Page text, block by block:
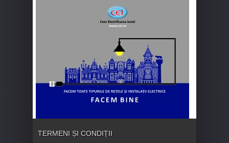
TERMENI ȘI CONDIȚII